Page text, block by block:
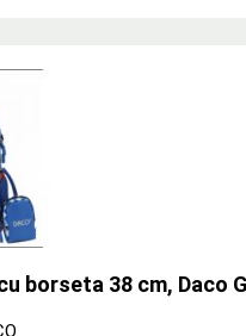
borseta 38 cm, Daco